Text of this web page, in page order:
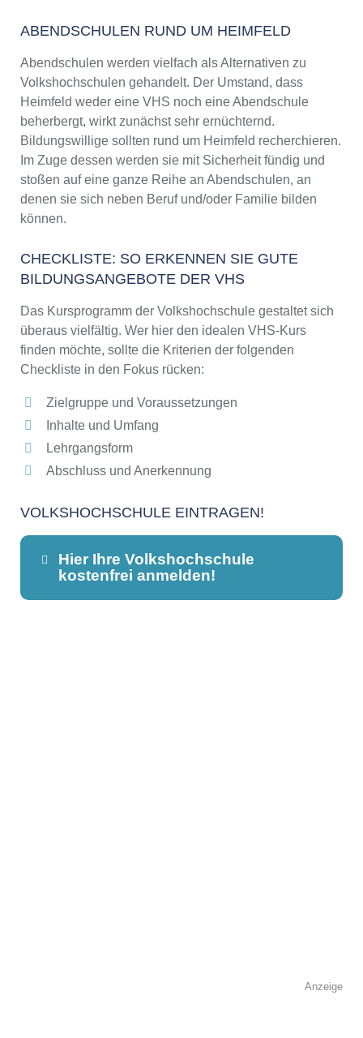
ABENDSCHULEN RUND UM HEIMFELD
Abendschulen werden vielfach als Alternativen zu
Volkshochschulen gehandelt. Der Umstand, dass
Heimfeld weder eine VHS noch eine Abendschule
beherbergt, wirkt zunächst sehr ernüchternd.
Bildungswillige sollten rund um Heimfeld recherchieren.
Im Zuge dessen werden sie mit Sicherheit fündig und
stoßen auf eine ganze Reihe an Abendschulen, an
denen sie sich neben Beruf und/oder Familie bilden
können.
CHECKLISTE: SO ERKENNEN SIE GUTE
BILDUNGSANGEBOTE DER VHS
Das Kursprogramm der Volkshochschule gestaltet sich
überaus vielfältig. Wer hier den idealen VHS-Kurs
finden möchte, sollte die Kriterien der folgenden
Checkliste in den Fokus rücken:
Zielgruppe und Voraussetzungen
Inhalte und Umfang
Lehrgangsform
Abschluss und Anerkennung
VOLKSHOCHSCHULE EINTRAGEN!
Hier Ihre Volkshochschule
kostenfrei anmelden!
Anzeige